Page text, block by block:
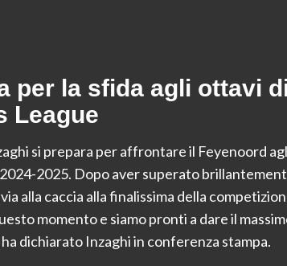
per la sfida agli ottavi
League
si prepara per affrontare il Feyenoord
2025. Dopo aver superato
alla caccia alla finalissima della
momento e siamo pronti a dare il
dichiarato Inzaghi in conferenza stampa.